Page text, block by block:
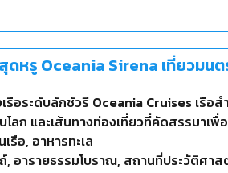
ดหรู Oceania Sirena เที่ยวมน
อระดับลักชัวรี Oceania Cruises เรือ
โลก และเส้นทางท่องเที่ยวที่คัดสรรมาเ
สมุทรไอบีเรีย จาก Rome สู่ Lisbon ผ่าน
รือ, อาหารทะเล
, อารายธรรมโบราณ, สถานที่ประวัติศาส